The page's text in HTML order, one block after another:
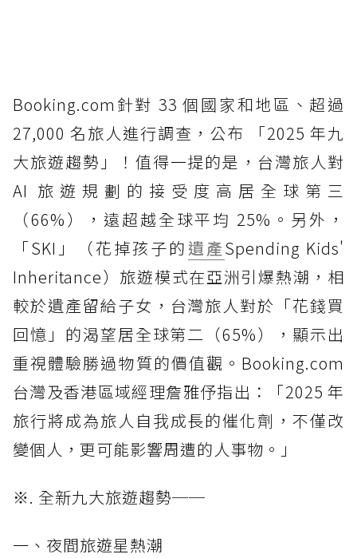
Booking.com針對 33 個國家和地區、超過
27,000 名旅人進行調查，公布 「2025 年九
大旅遊趨勢」！值得一提的是，台灣旅人對
AI 旅遊規劃的接受度高居全球第三
（66%），遠超越全球平均 25%。另外，
「SKI」（花掉孩子的 遺產Spending Kids'
Inheritance）旅遊模式在亞洲引爆熱潮，相
較於遺產留給子女，台灣旅人對於「花錢買
回憶」的渴望居全球第二（65%），顯示出
重視體驗勝過物質的價值觀。Booking.com
台灣及香港區域經理詹雅伃指出：「2025 年
旅行將成為旅人自我成長的催化劑，不僅改
變個人，更可能影響周遭的人事物。」
※. 全新九大旅遊趨勢──
一、夜間旅遊星熱潮